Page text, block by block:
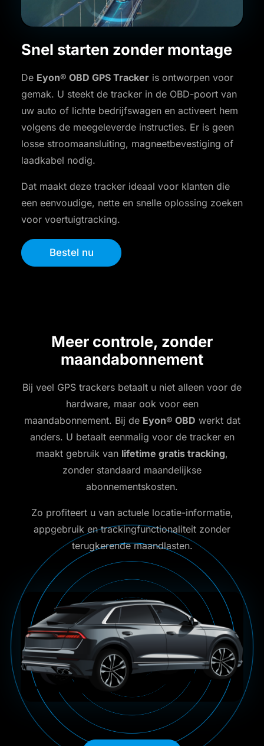
Snel starten zonder montage
De Eyon® OBD GPS Tracker is ontworpen voor
gemak. U steekt de tracker in de OBD-poort van
uw auto of lichte bedrijfswagen en activeert hem
volgens de meegeleverde instructies. Er is geen
losse stroomaansluiting, magneetbevestiging of
laadkabel nodig.
Dat maakt deze tracker ideaal voor klanten die
een eenvoudige, nette en snelle oplossing zoeken
voor voertuigtracking.
Bestel nu
Meer controle, zonder
maandabonnement
Bij veel GPS trackers betaalt u niet alleen voor de
hardware, maar ook voor een
maandabonnement. Bij de Eyon® OBD werkt dat
anders. U betaalt eenmalig voor de tracker en
maakt gebruik van lifetime gratis tracking,
zonder standaard maandelijkse
abonnementskosten.
Zo profiteert u van actuele locatie-informatie,
appgebruik en trackingfunctionaliteit zonder
terugkerende maandlasten.